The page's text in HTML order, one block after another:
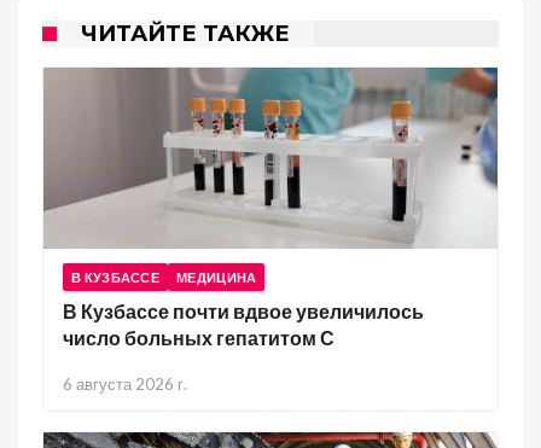
ЧИТАЙТЕ ТАКЖЕ
В КУЗБАССЕ МЕДИЦИНА
В Кузбассе почти вдвое увеличилось
число больных гепатитом С
6 августа 2026 г.